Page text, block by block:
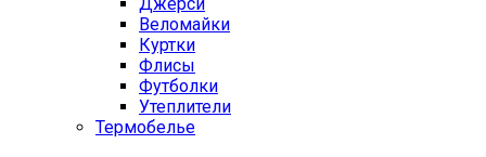
Веломайки
Куртки
Флисы
Футболки
Утеплители
Термобелье